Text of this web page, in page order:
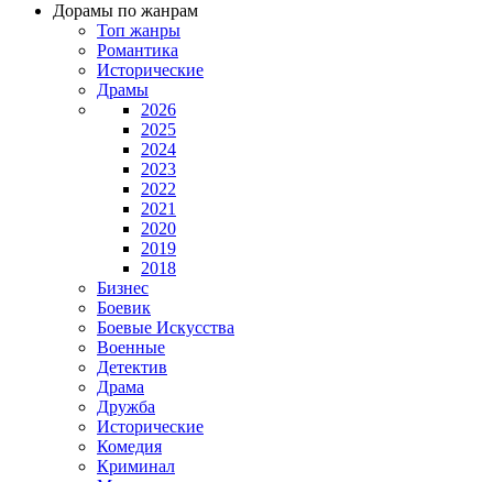
Дорамы по жанрам
Топ жанры
Романтика
Исторические
Драмы
2026
2025
2024
2023
2022
2021
2020
2019
2018
Бизнес
Боевик
Боевые Искусства
Военные
Детектив
Драма
Дружба
Исторические
Комедия
Криминал